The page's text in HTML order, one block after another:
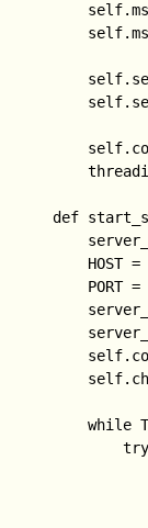
def
HOST =
PORT =
while